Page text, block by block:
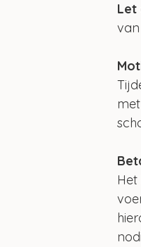
Let